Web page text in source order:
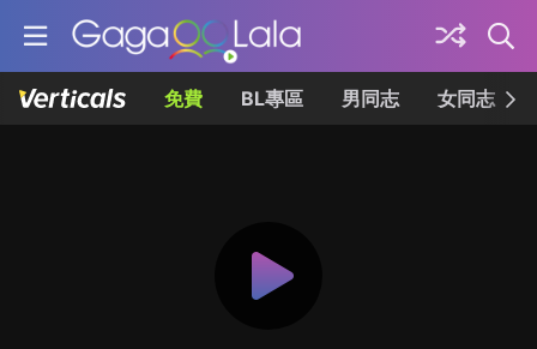
免費 BL專區 男同志 女同志